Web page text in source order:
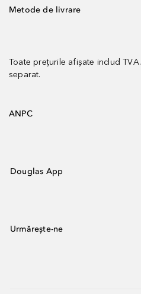
Metode de livrare
Toate prețurile afișate includ TVA.
separat.
ANPC
Douglas App
Urmărește-ne